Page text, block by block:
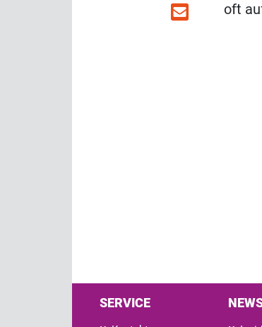
oft
SERVICE